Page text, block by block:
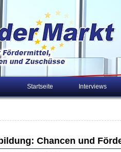
Startseite Interviews
Chancen und